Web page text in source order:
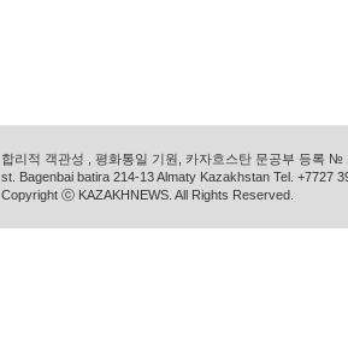
합리적 객관성 , 평화통일 기원, 카자흐스탄 문공부 등록
st. Bagenbai batira 214-13 Almaty Kazakhstan Tel. +7727
Copyright ⓒ KAZAKHNEWS. All Rights Reserved.